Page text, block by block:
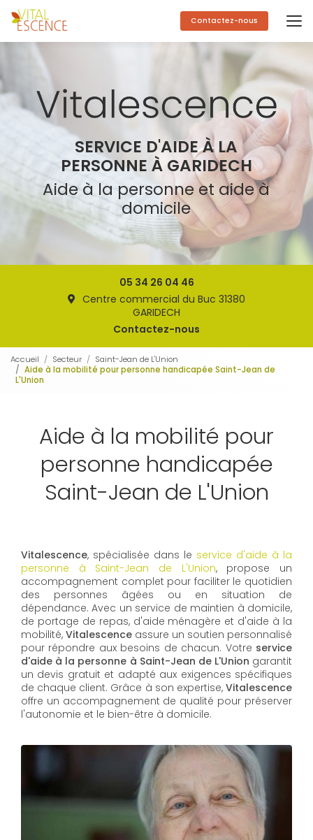
Aller
au
contenu
principal
Contactez-nous
SERVICE D'AIDE À LA
PERSONNE À GARIDECH
Aide à la personne et aide à
domicile
05 34 26 04 46
Centre commercial du Buc 31380
GARIDECH
Contactez-nous
Accueil Secteur
Saint-Jean de L'Union
Aide à la mobilité pour personne handicapée Saint-Jean de
L'Union
Aide à la mobilité pour
personne handicapée
Saint-Jean de L'Union
Vitalescence, spécialisée dans le service d'aide à la
personne à Saint-Jean de L'Union, propose un
accompagnement complet pour faciliter le quotidien
des personnes âgées ou en situation de
dépendance. Avec un service de maintien à domicile,
de portage de repas, d'aide ménagère et d'aide à la
mobilité, Vitalescence assure un soutien personnalisé
pour répondre aux besoins de chacun. Votre service
d'aide à la personne à Saint-Jean de L'Union garantit
un devis gratuit et adapté aux exigences spécifiques
de chaque client. Grâce à son expertise, Vitalescence
offre un accompagnement de qualité pour préserver
l'autonomie et le bien-être à domicile.